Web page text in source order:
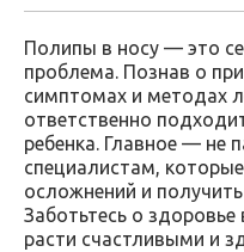
Полипы в носу — это
проблема. Познав о
симптомах и методах
ответственно
ребенка. Главное — не
специалистам,
осложнений и
Заботьтесь о
расти счастливыми и